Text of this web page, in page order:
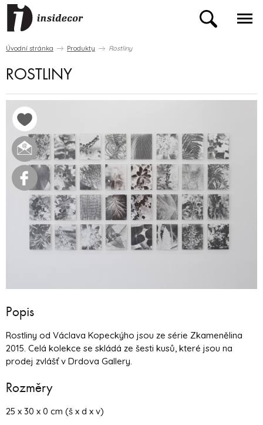
Úvodní stránka Produkty Rostliny
ROSTLINY
Popis
Rostliny od Václava Kopeckýho jsou ze série Zkamenělina
2015. Celá kolekce se skládá ze šesti kusů, které jsou na
prodej zvlášť v Drdova Gallery.
Rozměry
25 x 30 x 0 cm (š x d x v)